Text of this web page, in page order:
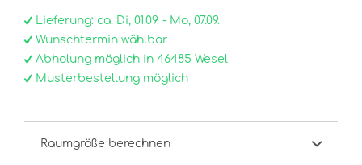
Lieferung: ca. Di, 01.09. - Mo, 07.09.
Wunschtermin wählbar
Abholung möglich in 46485 Wesel
Musterbestellung möglich
Raumgröße berechnen